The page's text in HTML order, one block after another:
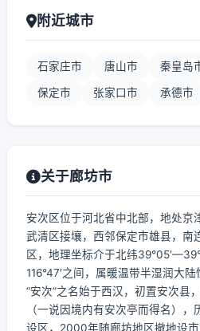
附近城市
石家庄市 唐山市 秦皇岛
保定市 张家口市 承德市
关于廊坊市
安次区位于河北省中北部，地处京
武清区接壤，西邻保定市雄县，南
区，地理坐标介于北纬
116°47′之间，属暖温带半湿润大陆
“安次”之名始于西汉，初置安次县
（一说因境内有安次亭而得名）
设区，2000年随廊坊地区撤地设